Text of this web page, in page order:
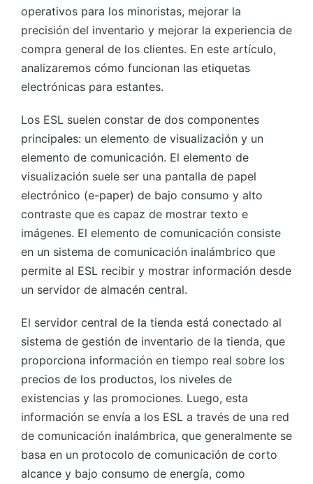
operativos para los minoristas, mejorar la
precisión del inventario y mejorar la experiencia de
compra general de los clientes. En este artículo,
analizaremos cómo funcionan las etiquetas
electrónicas para estantes.
Los ESL suelen constar de dos componentes
principales: un elemento de visualización y un
elemento de comunicación. El elemento de
visualización suele ser una pantalla de papel
electrónico (e-paper) de bajo consumo y alto
contraste que es capaz de mostrar texto e
imágenes. El elemento de comunicación consiste
en un sistema de comunicación inalámbrico que
permite al ESL recibir y mostrar información desde
un servidor de almacén central.
El servidor central de la tienda está conectado al
sistema de gestión de inventario de la tienda, que
proporciona información en tiempo real sobre los
precios de los productos, los niveles de
existencias y las promociones. Luego, esta
información se envía a los ESL a través de una red
de comunicación inalámbrica, que generalmente se
basa en un protocolo de comunicación de corto
alcance y bajo consumo de energía, como